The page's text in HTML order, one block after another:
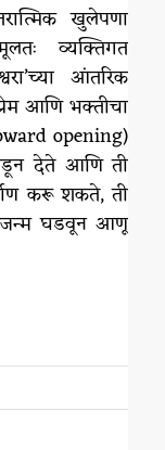
खुलेपणा
व्यक्तिगत
आंतरिक
आणि भक्तीचा
opening)
देते आणि ती
करू शकते, ती
घडवून आणू